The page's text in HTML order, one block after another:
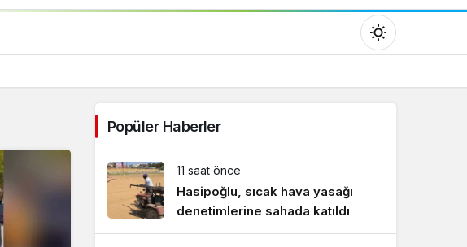
Gündüz modunu seçin.
Popüler Haberler
11 saat önce
Hasipoğlu, sıcak hava yasağı
denetimlerine sahada katıldı